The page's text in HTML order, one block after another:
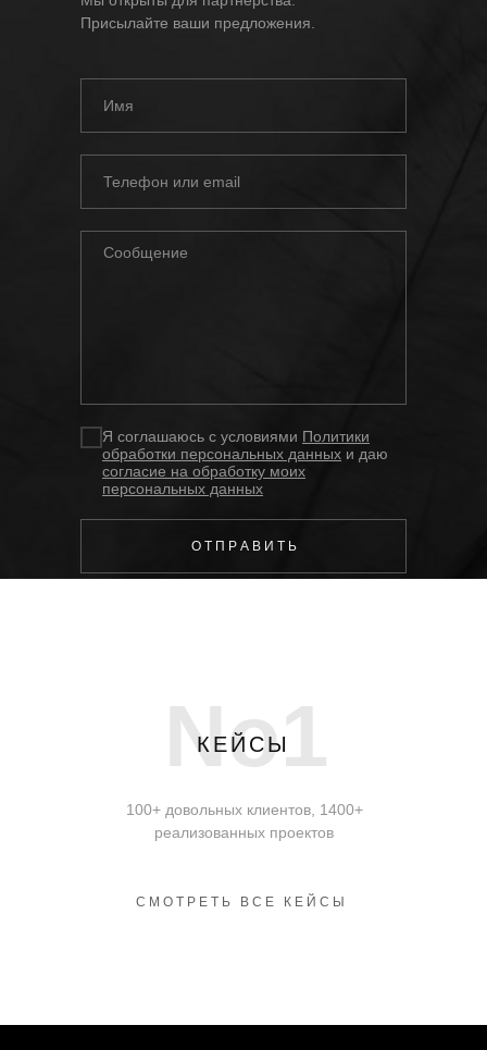
Присылайте ваши предложения.
Я соглашаюсь с условиями Политики
обработки персональных данных и даю
согласие на обработку моих
персональных данных
О Т П Р А В И Т Ь
No1
КЕЙСЫ
100+ довольных клиентов, 1400+
реализованных проектов
СМОТРЕТЬ ВСЕ КЕЙСЫ